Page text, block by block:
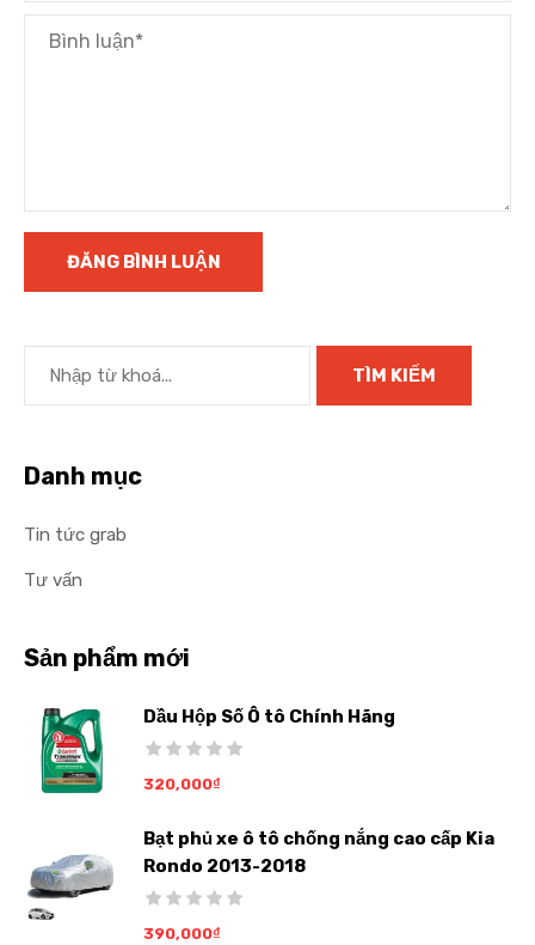
Danh mục
Tin tức grab
Tư vấn
Sản phẩm mới
Dầu Hộp Số Ô tô Chính Hãng
320,000₫
Bạt phủ xe ô tô chống nắng cao cấp Kia
Rondo 2013-2018
390,000₫